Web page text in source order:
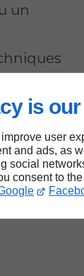
is
user
and ads, as
social
consent to
un